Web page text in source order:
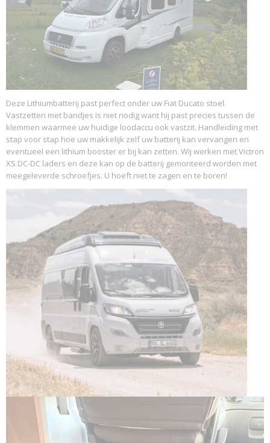
Deze Lithiumbatterij past perfect onder uw Fiat Ducato stoel.
Vastzetten met bandjes is niet nodig want hij past precies tussen de
klemmen waarmee uw huidige loodaccu ook vastzit. Handleiding met
stap voor stap hoe uw makkelijk zelf uw batterij kan vervangen en
eventueel een lithium booster er bij kan zetten. Wij werken met Victron
XS DC-DC laders en deze kan op de batterij gemonteerd worden met
meegeleverde schroefjes. U hoeft niet te zagen en te boren!